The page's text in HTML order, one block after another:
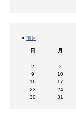
« 前月
日 月
2
3
9
10
16
17
23
24
30
31